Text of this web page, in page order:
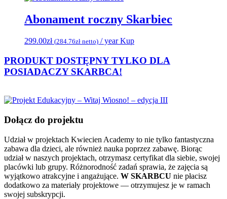
Abonament roczny Skarbiec
299.00zł (284.76zł netto) / year Kup
PRODUKT DOSTĘPNY TYLKO DLA
POSIADACZY SKARBCA!
Dołącz do projektu
Udział w projektach Kwiecien Academy to nie tylko fantastyczna
zabawa dla dzieci, ale również nauka poprzez zabawę. Biorąc
udział w naszych projektach, otrzymasz certyfikat dla siebie, swojej
placówki lub grupy. Różnorodność zadań sprawia, że zajęcia są
wyjątkowo atrakcyjne i angażujące. W SKARBCU nie płacisz
dodatkowo za materiały projektowe — otrzymujesz je w ramach
swojej subskrypcji.